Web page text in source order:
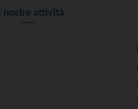
nostre attività